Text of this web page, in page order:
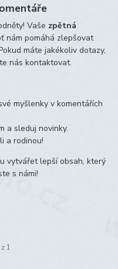
Vaše zpětná
nám pomáhá zlepšovat
máte jakékoliv dotazy,
nás kontaktovat.
myšlenky v komentářích
a sleduj novinky.
a rodinou!
vytvářet lepší obsah, který
s námi!
z 1